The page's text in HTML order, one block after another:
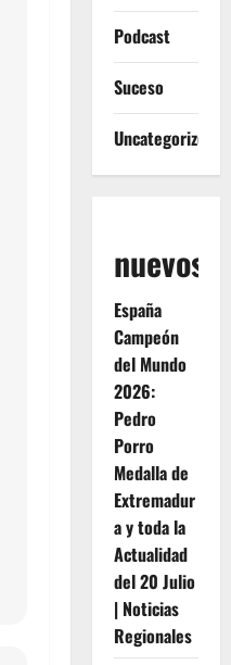
Podcast
Suceso
Uncategorized
nuevos
España
Campeón
del Mundo
2026:
Pedro
Porro
Medalla de
Extremadur
a y toda la
Actualidad
del 20 Julio
| Noticias
Regionales